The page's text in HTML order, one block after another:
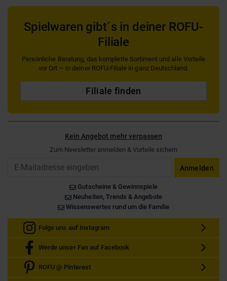
Spielwaren gibt´s in deiner ROFU-
Filiale
Persönliche Beratung, das komplette Sortiment und alle Vorteile
vor Ort — in deiner ROFU-Filiale in ganz Deutschland.
Filiale finden
Kein Angebot mehr verpassen
Zum Newsletter anmelden & Vorteile sichern
Anmelden
Gutscheine & Gewinnspiele
Neuheiten, Trends & Angebote
Wissenswertes rund um die Familie
Folge uns auf Instagram
Werde unser Fan auf Facebook
ROFU @ Pinterest